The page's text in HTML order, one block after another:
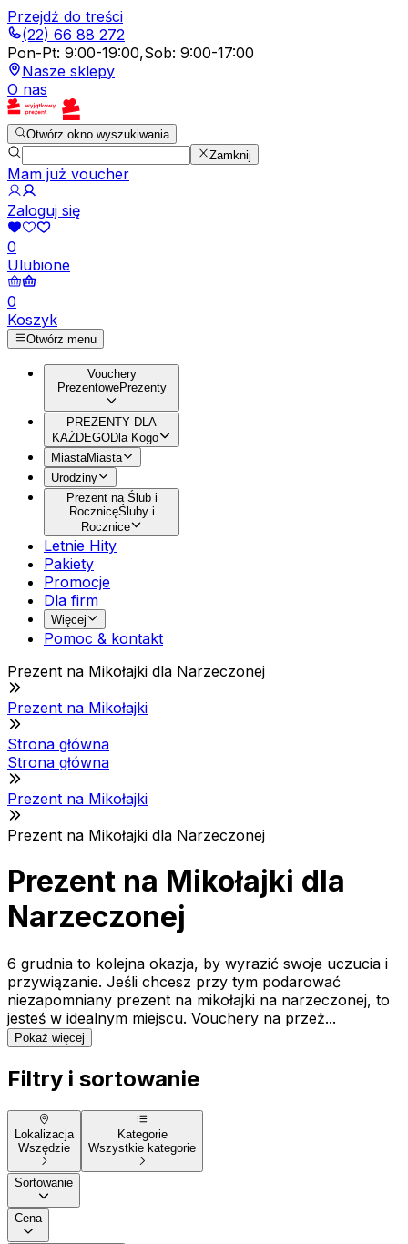
Przejdź do treści
(22) 66 88 272
Pon-Pt: 9:00-19:00,Sob: 9:00-17:00
Nasze sklepy
O nas
Otwórz okno wyszukiwania
Zamknij
Mam już voucher
Zaloguj się
0
Ulubione
0
Koszyk
Otwórz menu
Vouchery
PrezentowePrezenty
PREZENTY DLA
KAŻDEGODla Kogo
MiastaMiasta
Urodziny
Prezent na Ślub i
RocznicęŚluby i
Rocznice
Letnie Hity
Pakiety
Promocje
Dla firm
Więcej
Pomoc & kontakt
Prezent na Mikołajki dla Narzeczonej
Prezent na Mikołajki
Strona główna
Strona główna
Prezent na Mikołajki
Prezent na Mikołajki dla Narzeczonej
Prezent na Mikołajki dla
Narzeczonej
6 grudnia to kolejna okazja, by wyrazić swoje uczucia i
przywiązanie. Jeśli chcesz przy tym podarować
niezapomniany prezent na mikołajki na narzeczonej, to
jesteś w idealnym miejscu. Vouchery na przeż...
Pokaż więcej
Filtry i sortowanie
Lokalizacja
Wszędzie
Kategorie
Wszystkie kategorie
Sortowanie
Cena